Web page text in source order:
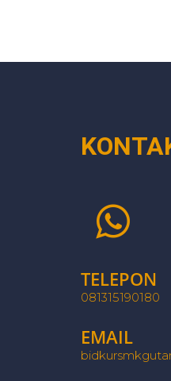
TELEPON
081315190180
EMAIL